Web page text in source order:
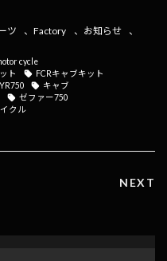
p
Li
n
ツ 、Factory 、 お知らせ
、
cycle
ト
FCRキャブキット
キャブ
ゼファー750
クル
NEXT